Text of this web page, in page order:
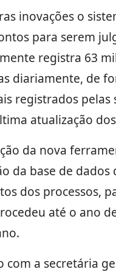
inovações o
para serem
registra 63
diariamente, de
registrados
atualização
da nova
da base de
dos processos,
até o ano
com a secretária